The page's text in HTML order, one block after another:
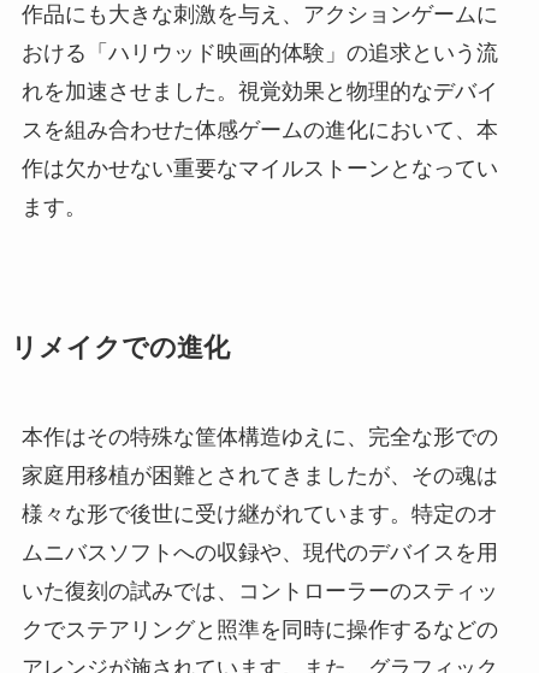
作品にも大きな刺激を与え、アクションゲームに
おける「ハリウッド映画的体験」の追求という流
れを加速させました。視覚効果と物理的なデバイ
スを組み合わせた体感ゲームの進化において、本
作は欠かせない重要なマイルストーンとなってい
ます。
リメイクでの進化
本作はその特殊な筐体構造ゆえに、完全な形での
家庭用移植が困難とされてきましたが、その魂は
様々な形で後世に受け継がれています。特定のオ
ムニバスソフトへの収録や、現代のデバイスを用
いた復刻の試みでは、コントローラーのスティッ
クでステアリングと照準を同時に操作するなどの
アレンジが施されています。また、グラフィック